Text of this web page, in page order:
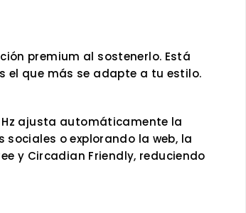
premium al sostenerlo. Está
el que más se adapte a tu estilo.
Hz ajusta automáticamente la
o explorando la web, la
y Circadian Friendly, reduciendo